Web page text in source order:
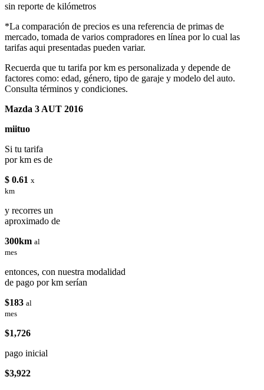
sin reporte de kilómetros
*La comparación de precios es una referencia de primas de
mercado, tomada de varios compradores en línea por lo cual las
tarifas aqui presentadas pueden variar.
Recuerda que tu tarifa por km es personalizada y depende de
factores como: edad, género, tipo de garaje y modelo del auto.
Consulta términos y condiciones.
Mazda 3 AUT 2016
miituo
Si tu tarifa
por km es de
$ 0.61 x
km
y recorres un
aproximado de
300km al
mes
entonces, con nuestra modalidad
de pago por km serían
$183 al
mes
$1,726
pago inicial
$3,922